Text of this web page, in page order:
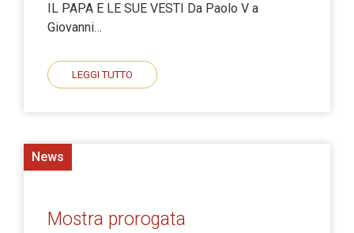
IL PAPA E LE SUE VESTI Da Paolo V a
Giovanni…
LEGGI TUTTO
News
Mostra prorogata